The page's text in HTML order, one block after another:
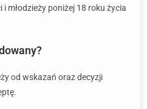
młodzieży poniżej 18 roku życia
od wskazań oraz decyzji